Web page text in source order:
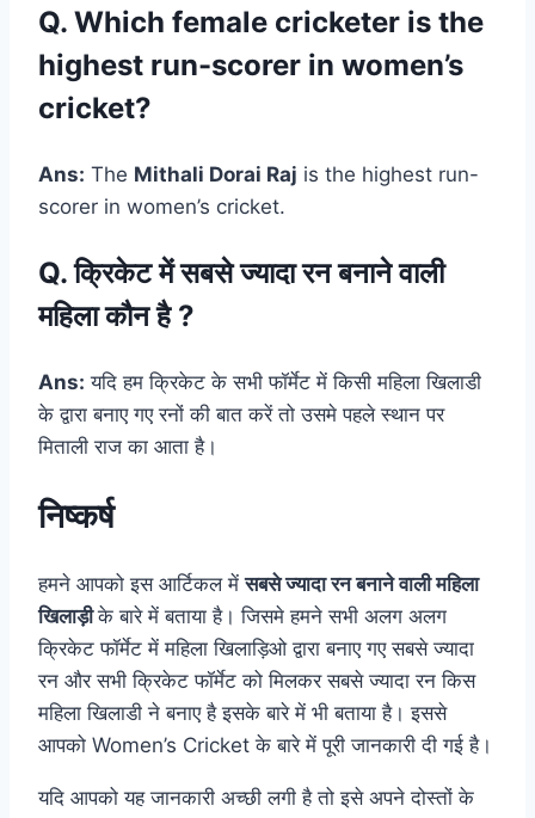
Q. Which female cricketer is the
highest run-scorer in women’s
cricket?
Ans: The Mithali Dorai Raj is the highest run-
scorer in women’s cricket.
Q. क्रिकेट में सबसे ज्यादा रन बनाने वाली
महिला कौन है ?
Ans: यदि हम क्रिकेट के सभी फॉर्मेट में किसी महिला खिलाडी
के द्वारा बनाए गए रनों की बात करें तो उसमे पहले स्थान पर
मिताली राज का आता है।
निष्कर्ष
हमने आपको इस आर्टिकल मेंसबसे ज्यादा रन बनाने वाली महिला
खिलाड़ीके बारे में बताया है। जिसमे हमने सभी अलग अलग
क्रिकेट फॉर्मेट में महिला खिलाड़िओ द्वारा बनाए गए सबसे ज्यादा
रन और सभी क्रिकेट फॉर्मेट को मिलकर सबसे ज्यादा रन किस
महिला खिलाडी ने बनाए है इसके बारे में भी बताया है। इससे
आपको Women’s Cricket के बारे में पूरी जानकारी दी गई है।
यदि आपको यह जानकारी अच्छी लगी है तो इसे अपने दोस्तों के